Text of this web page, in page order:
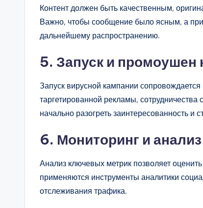
Контент должен быть качественным,
Важно, чтобы сообщение было ясным, а
дальнейшему распространению.
5. Запуск и промоушен
Запуск вирусной кампании
таргетированной рекламы,
начально разогреть заинтересованность и
6. Мониторинг и
Анализ ключевых метрик позволяет
применяются инструменты аналитики
отслеживания трафика.